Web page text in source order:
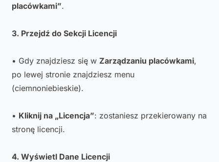
placówkami”.
3. Przejdź do Sekcji Licencji
• Gdy znajdziesz się w Zarządzaniu placówkami,
po lewej stronie znajdziesz menu
(ciemnoniebieskie).
• Kliknij na „Licencja”: zostaniesz przekierowany na
stronę licencji.
4. Wyświetl Dane Licencji